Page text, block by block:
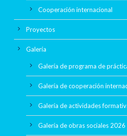
Cooperación internacional
Proyectos
Galería
Galería de programa de
Galería de cooperación
Galería de actividades
Galería de obras sociales 2026